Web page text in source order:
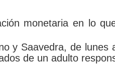
monetaria en lo
y Saavedra, de lunes
de un adulto